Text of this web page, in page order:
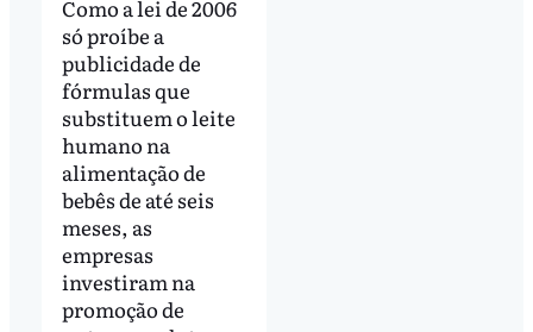
Como a lei de 2006
só proíbe a
publicidade de
fórmulas que
substituem o leite
humano na
alimentação de
bebês de até seis
meses, as
empresas
investiram na
promoção de